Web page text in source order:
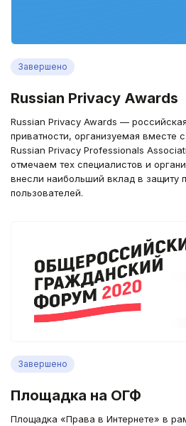
Завершено
Russian Privacy Awards
Russian Privacy Awards —
приватности, организуемая вместе
Russian Privacy Professionals
отмечаем тех специалистов и
внесли наибольший вклад в защиту
пользователей.
Завершено
Площадка на ОГФ
Площадка «Права в Интернете» в